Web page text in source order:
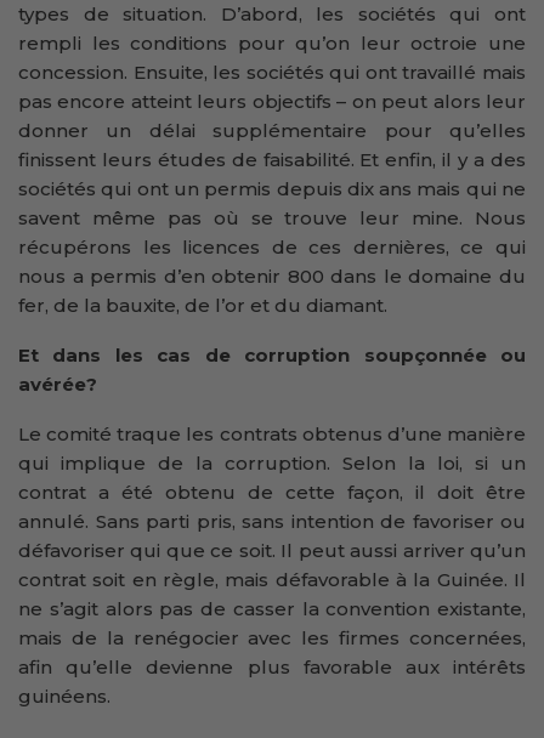
types de situation. D’abord, les sociétés qui ont
rempli les conditions pour qu’on leur octroie une
concession. Ensuite, les sociétés qui ont travaillé mais
pas encore atteint leurs objectifs – on peut alors leur
donner un délai supplémentaire pour qu’elles
finissent leurs études de faisabilité. Et enfin, il y a des
sociétés qui ont un permis depuis dix ans mais qui ne
savent même pas où se trouve leur mine. Nous
récupérons les licences de ces dernières, ce qui
nous a permis d’en obtenir 800 dans le domaine du
fer, de la bauxite, de l’or et du diamant.
Et dans les cas de corruption soupçonnée ou
avérée?
Le comité traque les contrats obtenus d’une manière
qui implique de la corruption. Selon la loi, si un
contrat a été obtenu de cette façon, il doit être
annulé. Sans parti pris, sans intention de favoriser ou
défavoriser qui que ce soit. Il peut aussi arriver qu’un
contrat soit en règle, mais défavorable à la Guinée. Il
ne s’agit alors pas de casser la convention existante,
mais de la renégocier avec les firmes concernées,
afin qu’elle devienne plus favorable aux intérêts
guinéens.